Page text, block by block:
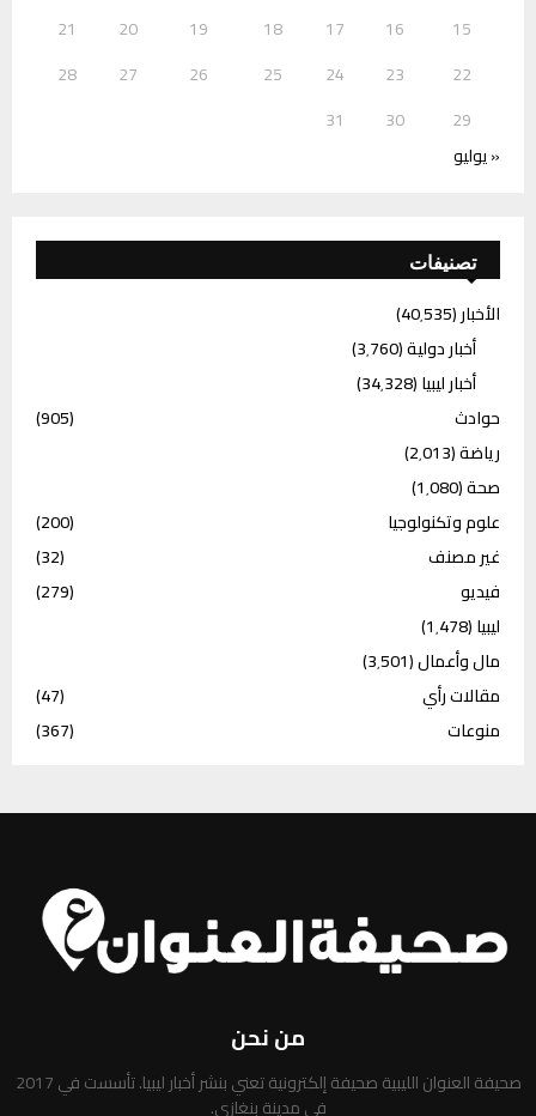
15
16
17
18
19
20
21
22
23
24
25
26
27
28
29
30
31
« يوليو
تصنيفات
الأخبار(40٬535)
أخبار دولية(3٬760)
أخبار ليبيا(34٬328)
حوادث
(905)
رياضة(2٬013)
صحة(1٬080)
علوم وتكنولوجيا
(200)
غير مصنف
(32)
فيديو
(279)
ليبيا(1٬478)
مال وأعمال(3٬501)
مقالات رأي
(47)
منوعات
(367)
من نحن
صحيفة العنوان الليبية صحيفة إلكترونية تعني بنشر أخبار ليبيا. تأسست في 2017
في مدينة بنغازي.